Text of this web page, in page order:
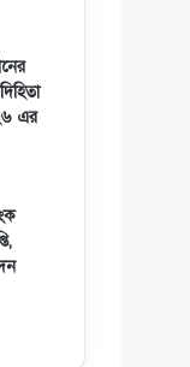
এর